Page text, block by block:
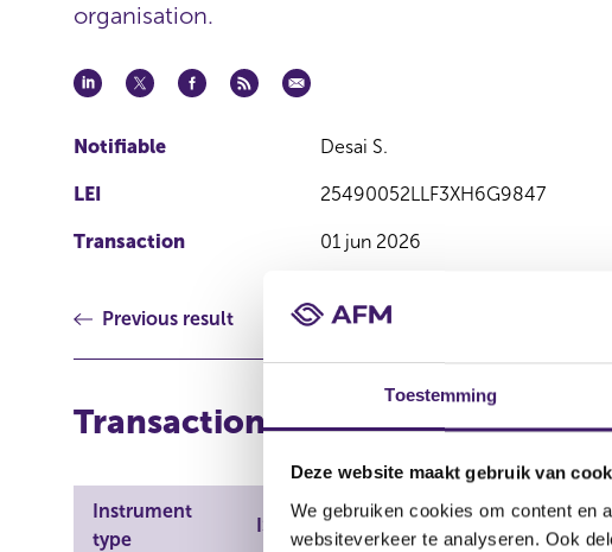
Toestemming
Deze website maakt gebruik van
We gebruiken cookies om content en
websiteverkeer te analyseren. Ook
organisation.
Notifiable Desai S.
LEI 25490052LLF3XH6G9847
Transaction 01 jun 2026
Previous result
Transactions
Instrument
type
ISIN
Transaction
category